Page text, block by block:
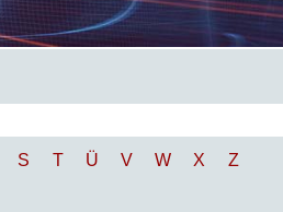
S T Ü V W X Z